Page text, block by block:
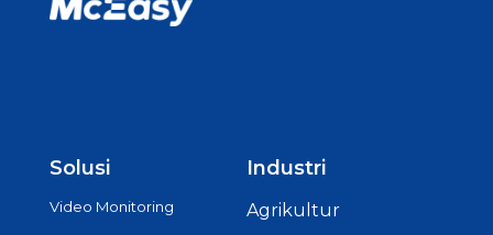
Solusi
Video Monitoring
Industri
Agrikultur